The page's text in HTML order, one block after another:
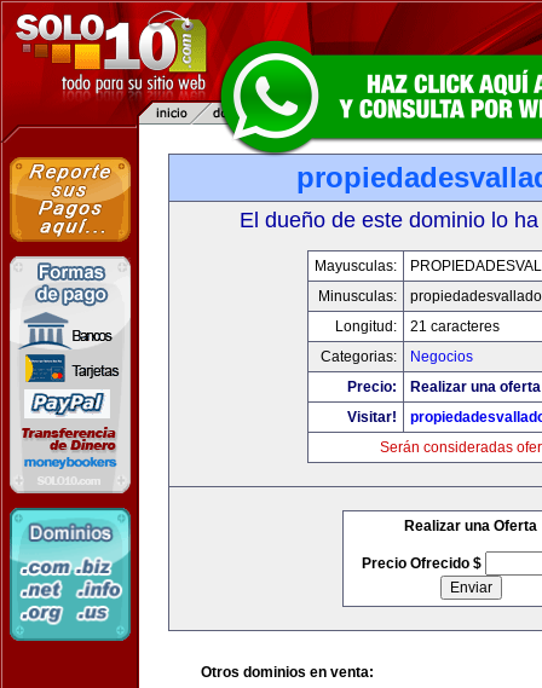
El dueño de este dominio lo
Mayusculas:
Minusculas:
Longitud:
21 caracteres
Categorias:
Negocios
Precio:
Realizar una
Visitar!
Serán consideradas
Realizar una Oferta
Precio Ofrecido $
Otros dominios en venta: